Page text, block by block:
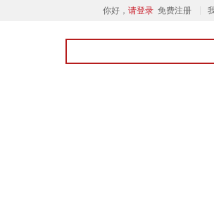
你好， 请登录 免费注册